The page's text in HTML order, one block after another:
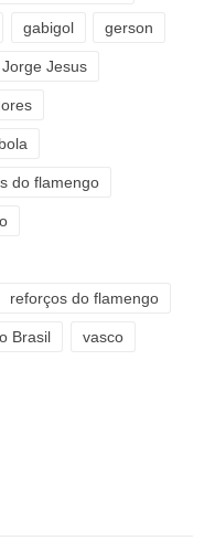
gabigol gerson
Jorge Jesus
do flamengo
reforços do flamengo
Brasil vasco